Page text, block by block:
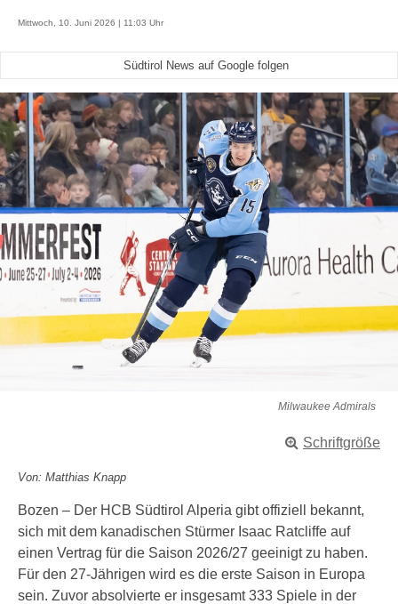
Mittwoch, 10. Juni 2026 | 11:03 Uhr
Südtirol News auf Google folgen
Milwaukee Admirals
Schriftgröße
Von: Matthias Knapp
Bozen – Der HCB Südtirol Alperia gibt offiziell bekannt,
sich mit dem kanadischen Stürmer Isaac Ratcliffe auf
einen Vertrag für die Saison 2026/27 geeinigt zu haben.
Für den 27-Jährigen wird es die erste Saison in Europa
sein. Zuvor absolvierte er insgesamt 333 Spiele in der